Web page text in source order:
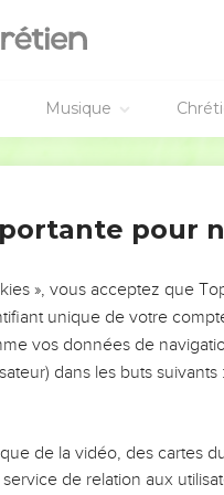
Musique
ל֑וֹ פֶּן־יִרְבֶּ֗ה וְהָיָ֞ה
בַּעֲבֹדָ֣ה קָשָׁ֗ה בְּחֹ֙מֶר֙
וַיֹּ֗אמֶר בְּיַלֶּדְכֶן֙
וַתִּירֶ֤אןָ הַֽמְיַלְּדֹת֙
וַיִּקְרָ֤א
pour
», vous acceptez que
unique de votre
vos données de
dans les buts suivants :
de la vidéo, des cartes
de relation aux